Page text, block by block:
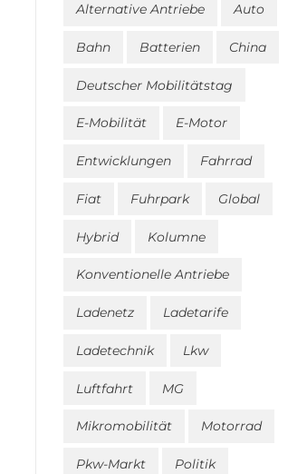
Alternative Antriebe Auto
Bahn Batterien China
Deutscher Mobilitätstag
E-Mobilität E-Motor
Entwicklungen Fahrrad
Fiat Fuhrpark Global
Hybrid Kolumne
Konventionelle Antriebe
Ladenetz Ladetarife
Ladetechnik Lkw
Luftfahrt MG
Mikromobilität Motorrad
Pkw-Markt Politik